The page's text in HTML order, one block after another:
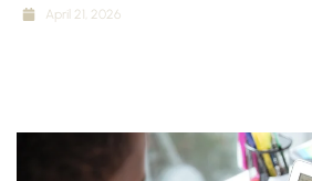
April 21, 2026